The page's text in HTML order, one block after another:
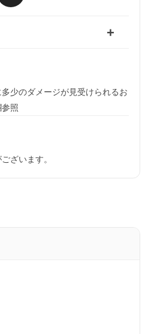
少のダメージが見受けられるお
照
ざいます。